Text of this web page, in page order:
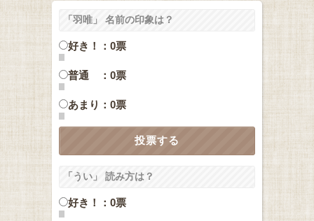
「羽唯」 名前の印象は？
好き！：0票
普通 ：0票
あまり：0票
「うい」 読み方は？
好き！：0票